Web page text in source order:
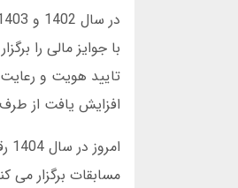
با جوایز مالی را
تایید هویت و
افزایش یافت از
مسابقات برگزار می